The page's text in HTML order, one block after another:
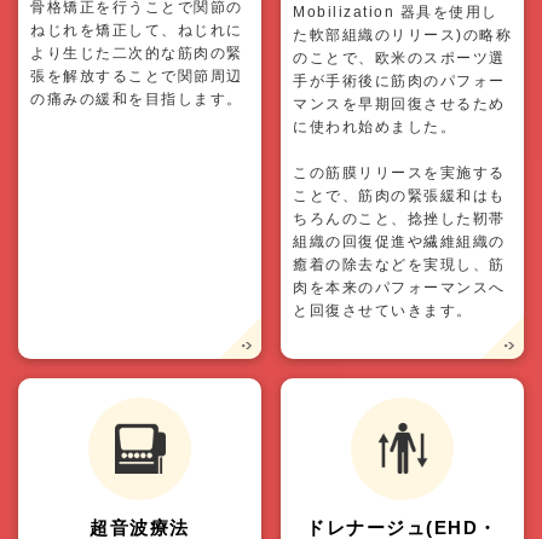
骨格矯正を行うことで関節の
ねじれを矯正して、ねじれに
より生じた二次的な筋肉の緊
張を解放することで関節周辺
の痛みの緩和を目指します。
Mobilization 器具を使用し
た軟部組織のリリース)の略称
のことで、欧米のスポーツ選
手が手術後に筋肉のパフォー
マンスを早期回復させるため
に使われ始めました。
この筋膜リリースを実施する
ことで、筋肉の緊張緩和はも
ちろんのこと、捻挫した靭帯
組織の回復促進や繊維組織の
癒着の除去などを実現し、筋
肉を本来のパフォーマンスへ
と回復させていきます。
超音波療法
ドレナージュ(EHD・